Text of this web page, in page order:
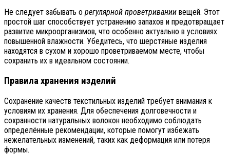
Не следует забывать о регулярной проветривании вещей. Этот
простой шаг способствует устранению запахов и предотвращает
развитие микроорганизмов, что особенно актуально в условиях
повышенной влажности. Убедитесь, что шерстяные изделия
находятся в сухом и хорошо проветриваемом месте, чтобы
сохранить их в идеальном состоянии.
Правила хранения изделий
Сохранение качеств текстильных изделий требует внимания к
условиям их хранения. Для обеспечения долговечности и
сохранности натуральных волокон необходимо соблюдать
определённые рекомендации, которые помогут избежать
нежелательных изменений, таких как деформация или потеря
формы.